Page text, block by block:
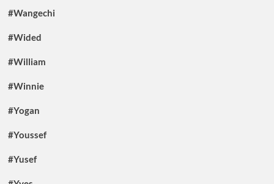
#Wangechi
#Wided
#William
#Winnie
#Yogan
#Youssef
#Yusef